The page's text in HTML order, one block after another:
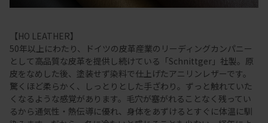
【HO LEATHER】
50年以上にわたり、ドイツの皮革産業のリーディングカンパニー
として高品質な皮革を提供し続けている「Schnittger」社製。原
皮をなめした後、塗装せず染料で仕上げたアニリンレザーです。
驚くほど柔らかく、しっとりとした手ざわり。ずっと触れていた
くなるような感覚があります。毛穴が塞がれることなく残ってい
るから通気性・熱伝導に優れ、身体をあずけるとすぐに体温に馴